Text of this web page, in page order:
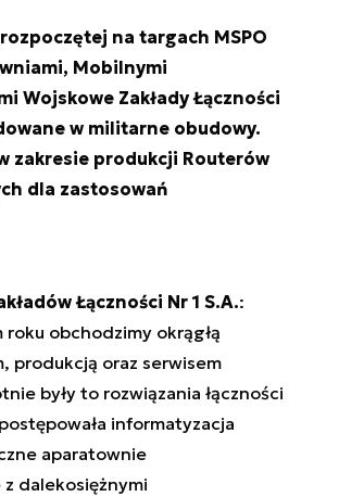
na targach MSPO
Mobilnymi
Wojskowe Zakłady Łączności
w militarne obudowy.
zakresie produkcji Routerów
dla zastosowań
Łączności Nr 1 S.A.:
obchodzimy okrągłą
produkcją oraz serwisem
były to rozwiązania łączności
informatyzacja
aparatownie
dalekosiężnymi